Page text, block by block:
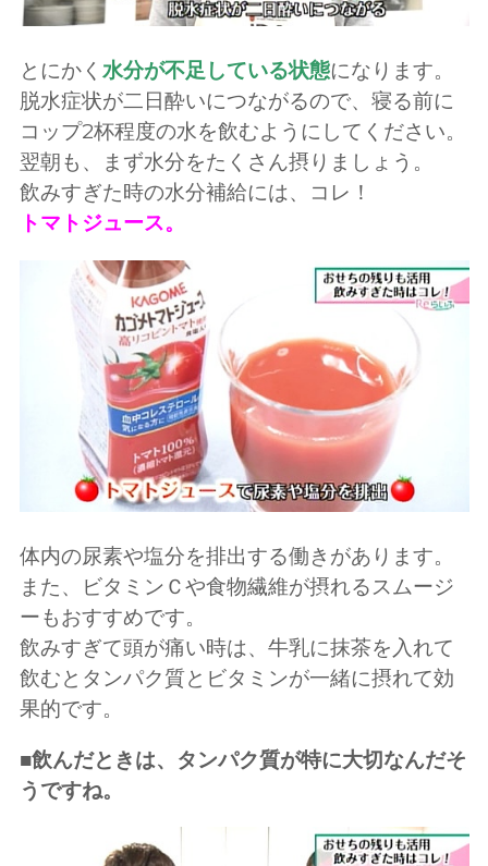
とにかく 水分が不足している状態になります。
脱水症状が二日酔いにつながるので、寝る前に
コップ2杯程度の水を飲むようにしてください。
翌朝も、まず水分をたくさん摂りましょう。
飲みすぎた時の水分補給には、コレ！
トマトジュース。
体内の尿素や塩分を排出する働きがあります。
また、ビタミンＣや食物繊維が摂れるスムージ
ーもおすすめです。
飲みすぎて頭が痛い時は、牛乳に抹茶を入れて
飲むとタンパク質とビタミンが一緒に摂れて効
果的です。
■飲んだときは、タンパク質が特に大切なんだそ
うですね。